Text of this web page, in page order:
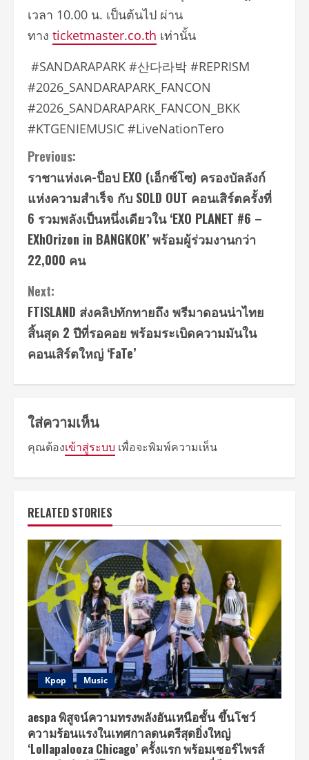
เวลา 10.00 น. เป็นต้นไป ผ่าน
ทาง ticketmaster.co.th เท่านั้น
#SANDARAPARK #산다라박 #REPRISM
#2026_SANDARAPARK_FANCON
#2026_SANDARAPARK_FANCON_BKK
#KTGENIEMUSIC #LiveNationTero
Continue
Reading
Previous:
ราชาแห่งเค-ป็อป EXO (เอ็กซ์โซ) ครองบัลลังก์
แห่งความสำเร็จ กับ SOLD OUT คอนเสิร์ตครั้งที่
6 รวมพลังเป็นหนึ่งเดียวใน ‘EXO PLANET #6 –
EXhOrizon in BANGKOK’ พร้อมผู้ร่วมงานกว่า
22,000 คน
Next:
FTISLAND ส่งคลิปทักทายถึง พรีมาดอนน่าไทย
สิ้นสุด 2 ปีที่รอคอย พร้อมระเบิดความมันใน
คอนเสิร์ตใหญ่ ‘FaTe’
ใส่ความเห็น
คุณต้องเข้าสู่ระบบ เพื่อจะพิมพ์ความเห็น
RELATED STORIES
Kpop Music
aespa พิสูจน์ความทรงพลังอันเหนือชั้น ขึ้นโชว์
ความร้อนแรงในเทศกาลดนตรีสุดยิ่งใหญ่
‘Lollapalooza Chicago’ ครั้งแรก พร้อมเซอร์ไพรส์